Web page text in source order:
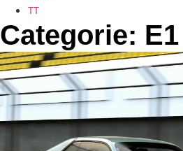
TT
Categorie: E1